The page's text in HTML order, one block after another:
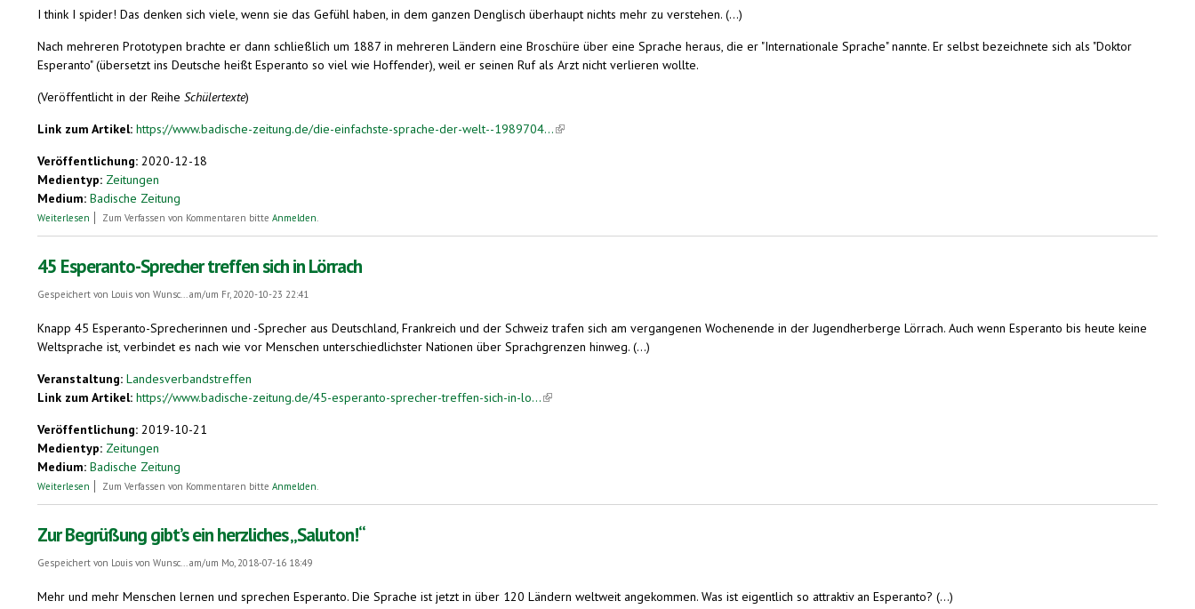
I think I spider! Das denken sich viele, wenn sie das Gefühl haben, in dem ganzen Denglisch überhaupt nichts mehr zu verstehen. (...)
Nach mehreren Prototypen brachte er dann schließlich um 1887 in mehreren Ländern eine Broschüre über eine Sprache heraus, die er "Internationale Sprache" nannte. Er selbst bezeichnete sich als "Doktor
Esperanto" (übersetzt ins Deutsche heißt Esperanto so viel wie Hoffender), weil er seinen Ruf als Arzt nicht verlieren wollte.
(Veröffentlicht in der Reihe Schülertexte)
Link zum Artikel: https://www.badische-zeitung.de/die-einfachste-sprache-der-welt--1989704...(link is external)
Veröffentlichung: 2020-12-18
Medientyp: Zeitungen
Medium: Badische Zeitung
Weiterlesen über Die einfachste Sprache der Welt
Zum Verfassen von Kommentaren bitte Anmelden.
45 Esperanto-Sprecher treffen sich in Lörrach
Gespeichert von Louis von Wunsc...am/um Fr, 2020-10-23 22:41
Knapp 45 Esperanto-Sprecherinnen und -Sprecher aus Deutschland, Frankreich und der Schweiz trafen sich am vergangenen Wochenende in der Jugendherberge Lörrach. Auch wenn Esperanto bis heute keine
Weltsprache ist, verbindet es nach wie vor Menschen unterschiedlichster Nationen über Sprachgrenzen hinweg. (...)
Veranstaltung: Landesverbandstreffen
Link zum Artikel: https://www.badische-zeitung.de/45-esperanto-sprecher-treffen-sich-in-lo...(link is external)
Veröffentlichung: 2019-10-21
Medientyp: Zeitungen
Medium: Badische Zeitung
Weiterlesen über 45 Esperanto-Sprecher treffen sich in Lörrach
Zum Verfassen von Kommentaren bitte Anmelden.
Zur Begrüßung gibt’s ein herzliches „Saluton!“
Gespeichert von Louis von Wunsc...am/um Mo, 2018-07-16 18:49
Mehr und mehr Menschen lernen und sprechen Esperanto. Die Sprache ist jetzt in über 120 Ländern weltweit angekommen. Was ist eigentlich so attraktiv an Esperanto? (...)